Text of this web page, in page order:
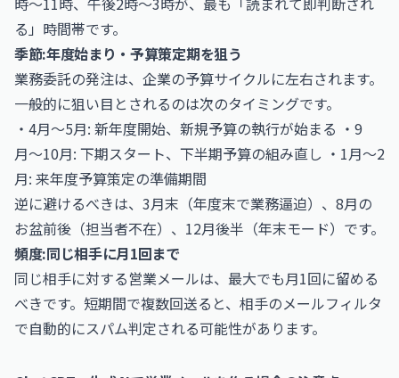
る」時間帯です。
季節:年度始まり・予算策定期を狙う
業務委託の発注は、企業の予算サイクルに左右されます。
一般的に狙い目とされるのは次のタイミングです。
・4月〜5月: 新年度開始、新規予算の執行が始まる ・9
月〜10月: 下期スタート、下半期予算の組み直し ・1月〜2
月: 来年度予算策定の準備期間
逆に避けるべきは、3月末（年度末で業務逼迫）、8月の
お盆前後（担当者不在）、12月後半（年末モード）です。
頻度:同じ相手に月1回まで
同じ相手に対する営業メールは、最大でも月1回に留める
べきです。短期間で複数回送ると、相手のメールフィルタ
で自動的にスパム判定される可能性があります。